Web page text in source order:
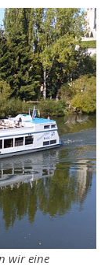
wir eine